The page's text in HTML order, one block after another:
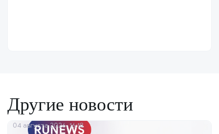
Другие новости
04 августа 2026, 16:18